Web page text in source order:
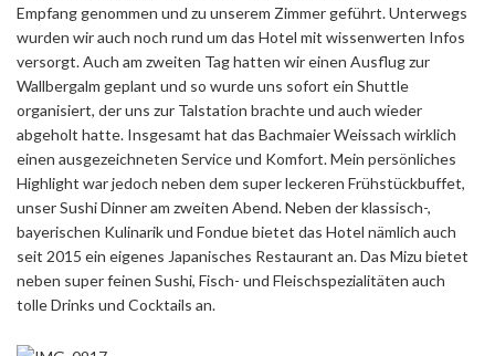
Empfang genommen und zu unserem Zimmer geführt. Unterwegs
wurden wir auch noch rund um das Hotel mit wissenwerten Infos
versorgt. Auch am zweiten Tag hatten wir einen Ausflug zur
Wallbergalm geplant und so wurde uns sofort ein Shuttle
organisiert, der uns zur Talstation brachte und auch wieder
abgeholt hatte. Insgesamt hat das Bachmaier Weissach wirklich
einen ausgezeichneten Service und Komfort. Mein persönliches
Highlight war jedoch neben dem super leckeren Frühstückbuffet,
unser Sushi Dinner am zweiten Abend. Neben der klassisch-,
bayerischen Kulinarik und Fondue bietet das Hotel nämlich auch
seit 2015 ein eigenes Japanisches Restaurant an. Das Mizu bietet
neben super feinen Sushi, Fisch- und Fleischspezialitäten auch
tolle Drinks und Cocktails an.